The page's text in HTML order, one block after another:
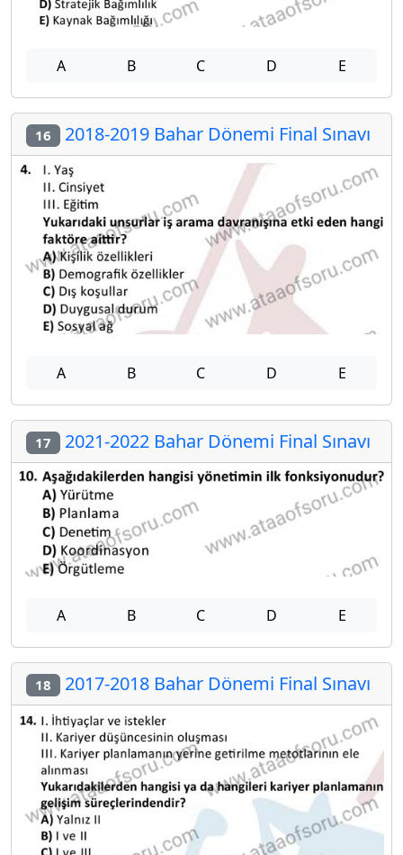
A B C D E
16 2018-2019 Bahar Dönemi Final Sınavı
A B C D E
17 2021-2022 Bahar Dönemi Final Sınavı
A B C D E
18 2017-2018 Bahar Dönemi Final Sınavı